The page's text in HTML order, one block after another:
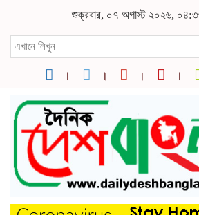
শুক্রবার, ০৭ অগাস্ট ২০২৬,